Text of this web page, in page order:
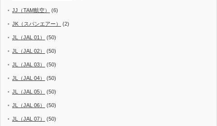
JJ（TAM航空） (6)
JK（スパンエアー） (2)
JL（JAL 01） (50)
JL（JAL 02） (50)
JL（JAL 03） (50)
JL（JAL 04） (50)
JL（JAL 05） (50)
JL（JAL 06） (50)
JL（JAL 07） (50)